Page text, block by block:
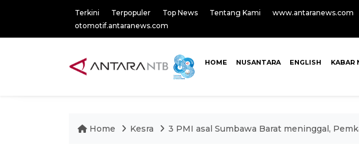
Terkini Terpopuler Top News Tentang Kami www.antaranews.com
otomotif.antaranews.com
HOME NUSANTARA ENGLISH KABAR
Home Kesra 3 PMI asal Sumbawa Barat meninggal,